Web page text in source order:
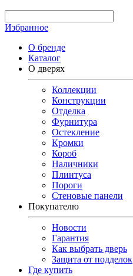
Избранное
О бренде
Каталог
О дверях
Коллекции
Конструкции
Отделка
Фурнитура
Остекление
Кромки
Короб
Наличники
Плинтуса
Пороги
Стеновые панели
Покупателю
Новости
Гарантия
Как выбрать дверь
Защита от подделок
Где купить